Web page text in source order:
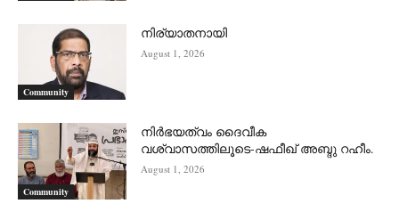
Community
നിര്യാതനായി
August 1, 2026
Community
നിർഭയത്വം ദൈവീക
വശ്വാസത്തിലൂടെ-ഷഫീഖ് അബ്ദു റഹീം.
August 1, 2026